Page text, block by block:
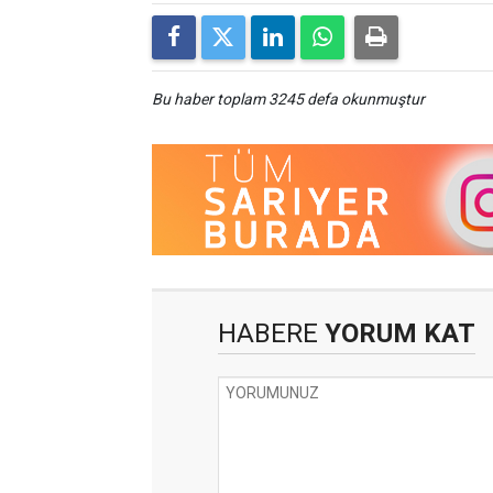
Bu haber toplam 3245 defa okunmuştur
HABERE YORUM KAT